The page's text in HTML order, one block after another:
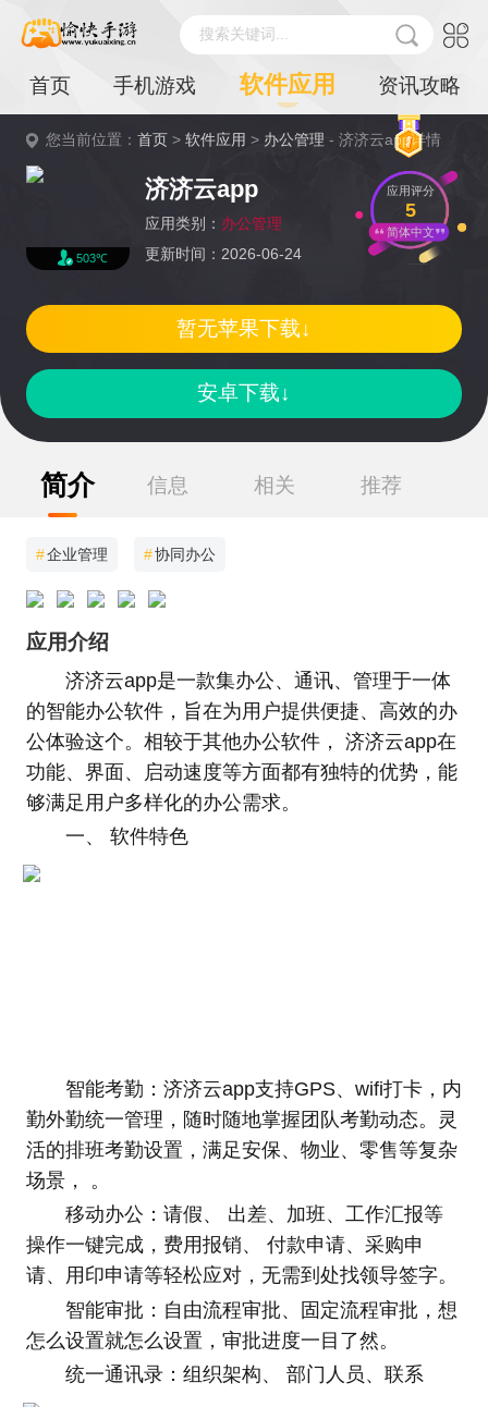
搜索关键词...
首页 手机游戏 软件应用 资讯攻略
您当前位置：首页 >软件应用 > 办公管理 - 济济云app详情
503℃
济济云app
应用类别： 办公管理
更新时间：2026-06-24
应用评分
5
简体中文
安卓下载↓
暂无苹果下载↓
简介 信息 相关 推荐
#企业管理 #协同办公
应用介绍
济济云app是一款集办公、通讯、管理于一体
的智能办公软件，旨在为用户提供便捷、高效的办
公体验这个。相较于其他办公软件， 济济云app在
功能、界面、启动速度等方面都有独特的优势，能
够满足用户多样化的办公需求。
一、 软件特色
智能考勤：济济云app支持GPS、wifi打卡，内
勤外勤统一管理，随时随地掌握团队考勤动态。灵
活的排班考勤设置，满足安保、物业、零售等复杂
场景， 。
移动办公：请假、 出差、加班、工作汇报等
操作一键完成，费用报销、 付款申请、采购申
请、用印申请等轻松应对，无需到处找领导签字。
智能审批：自由流程审批、固定流程审批，想
怎么设置就怎么设置，审批进度一目了然。
统一通讯录：组织架构、 部门人员、联系